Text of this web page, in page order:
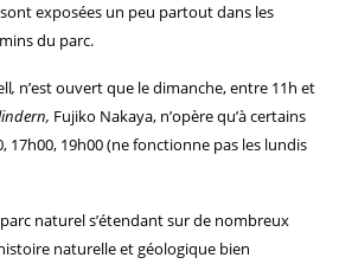
exposées un peu partout dans les
du parc.
, n’est ouvert que le dimanche, entre 11h et
Fujiko Nakaya, n’opère qu’à certains
17h00, 19h00 (ne fonctionne pas les lundis
naturel s’étendant sur de nombreux
naturelle et géologique bien